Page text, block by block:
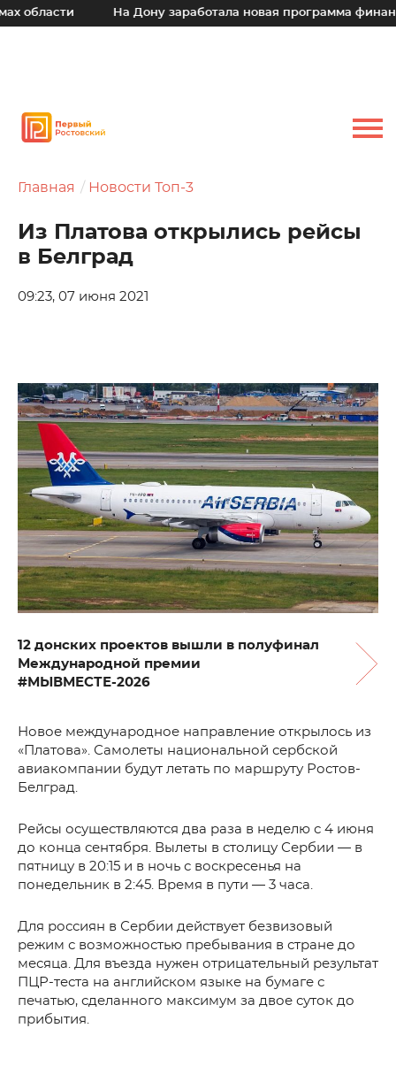
На Дону заработала новая программа
Главная Новости Топ-3
Из Платова открылись рейсы
в Белград
09:23, 07 июня 2021
12 донских проектов вышли в полуфинал
Международной премии
#МЫВМЕСТЕ-2026
Новое международное направление открылось из
«Платова». Самолеты национальной сербской
авиакомпании будут летать по маршруту Ростов-
Белград.
Рейсы осуществляются два раза в неделю с 4 июня
до конца сентября. Вылеты в столицу Сербии — в
пятницу в 20:15 и в ночь с воскресенья на
понедельник в 2:45. Время в пути — 3 часа.
Для россиян в Сербии действует безвизовый
режим с возможностью пребывания в стране до
месяца. Для въезда нужен отрицательный результат
ПЦР-теста на английском языке на бумаге с
печатью, сделанного максимум за двое суток до
прибытия.